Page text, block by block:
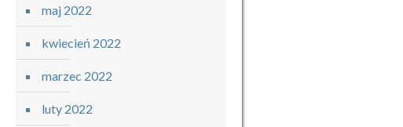
maj 2022
kwiecień 2022
marzec 2022
luty 2022